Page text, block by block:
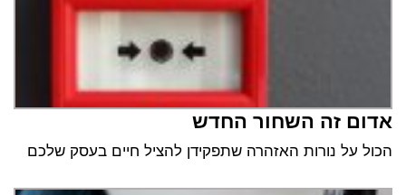
אדום זה השחור החדש
הכול על נורות האזהרה שתפקידן להציל חיים בעסק שלכם